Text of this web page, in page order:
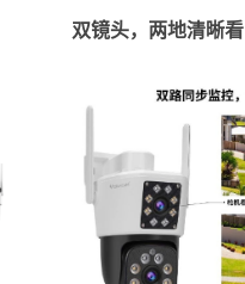
双镜头，两地清晰看